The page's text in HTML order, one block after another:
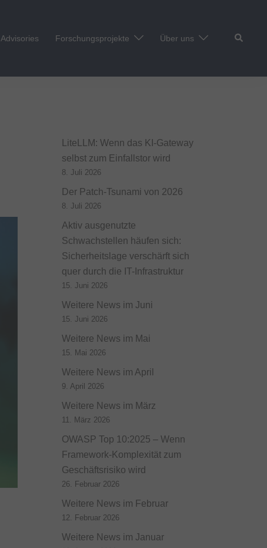
Advisories Forschungsprojekte Über uns Suche
LiteLLM: Wenn das KI-Gateway
selbst zum Einfallstor wird
8. Juli 2026
Der Patch-Tsunami von 2026
8. Juli 2026
Aktiv ausgenutzte
Schwachstellen häufen sich:
Sicherheitslage verschärft sich
quer durch die IT-Infrastruktur
15. Juni 2026
Weitere News im Juni
15. Juni 2026
Weitere News im Mai
15. Mai 2026
Weitere News im April
9. April 2026
Weitere News im März
11. März 2026
OWASP Top 10:2025 – Wenn
Framework-Komplexität zum
Geschäftsrisiko wird
26. Februar 2026
Weitere News im Februar
12. Februar 2026
Weitere News im Januar